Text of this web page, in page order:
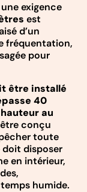
exigence
est
d’un
fréquentation,
pour
être installé
40
hauteur au
conçu
toute
doit disposer
en intérieur,
humide.